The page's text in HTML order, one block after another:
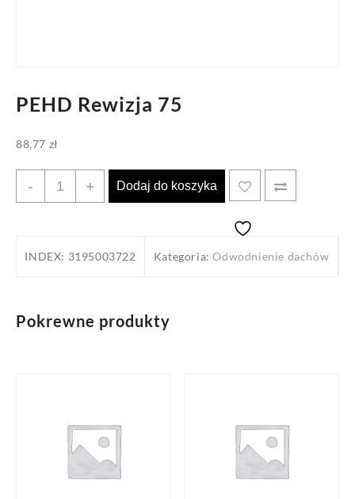
PEHD Rewizja 75
88,77 zł
-
ilość
PEHD
+ Dodaj do koszyka
INDEX: 3195003722 Kategoria:Odwodnienie dachów
Pokrewne produkty